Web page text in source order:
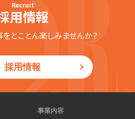
Recruit
用情報
とことん楽しみませんか？
採用情報
事業内容